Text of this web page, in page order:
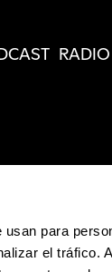
para
el tráfico.
RADIO